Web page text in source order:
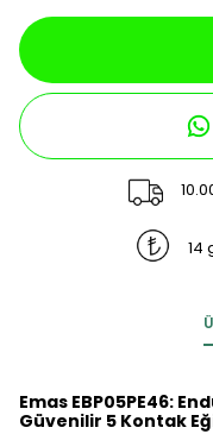
14
Emas EBP05PE46:
Güvenilir 5 Kontak